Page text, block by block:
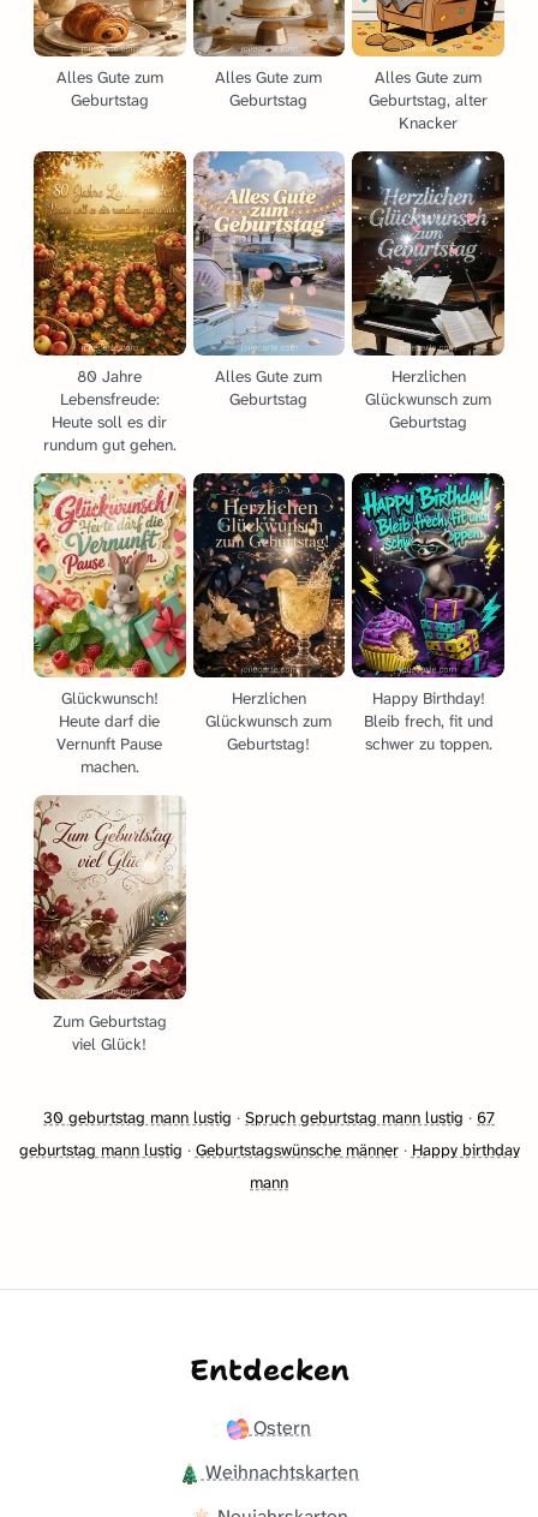
Alles Gute zum
Geburtstag
Alles Gute zum
Geburtstag
Alles Gute zum
Geburtstag, alter
Knacker
80 Jahre
Lebensfreude:
Heute soll es dir
rundum gut gehen.
Alles Gute zum
Geburtstag
Herzlichen
Glückwunsch zum
Geburtstag
Glückwunsch!
Heute darf die
Vernunft Pause
machen.
Herzlichen
Glückwunsch zum
Geburtstag!
Happy Birthday!
Bleib frech, fit und
schwer zu toppen.
Zum Geburtstag
viel Glück!
30 geburtstag mann lustig · Spruch geburtstag mann lustig · 67
geburtstag mann lustig · Geburtstagswünsche männer· Happy birthday
mann
Entdecken
Ostern
Weihnachtskarten